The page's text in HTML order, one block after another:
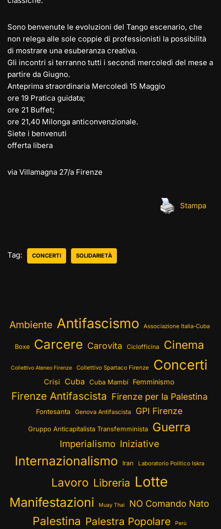
Sono benvenute le evoluzioni del Tango escenario, che
non relega alle sole coppie di professionisti la possibilità
di mostrare una esuberanza creativa.
Gli incontri si terranno tutti i secondi mercoledì del mese a
partire da Giugno.
Anteprima straordinaria Mercoledì 15 Maggio
ore 19 Pratica guidata;
ore 21 Buffet;
ore 21,40 Milonga anticonvenzionale.
Siete i benvenuti
offerta libera
via Villamagna 27/a Firenze
Stampa
Tag: CONCERTI SOLIDARIETÀ
Ambiente Antifascismo Associazione Italia-Cuba
Boxe Carcere Carovita Ciclofficina Cinema
Collettivo Ateneo Firenze Collettivo Spartaco Firenze Concerti
Crisi Cuba Cuba Mambí Femminismo
Firenze Antifascista Firenze per la Palestina
Fontesanta Genova Antifascista GPI Firenze
Gruppo Anticapitalista Transfemminista Guerra
Imperialismo Iniziative
Internazionalismo Iran Laboratorio Politico Iskra
Lavoro Libreria Lotte
Manifestazioni Muay Thai NO Comando Nato
Palestina Palestra Popolare Perù